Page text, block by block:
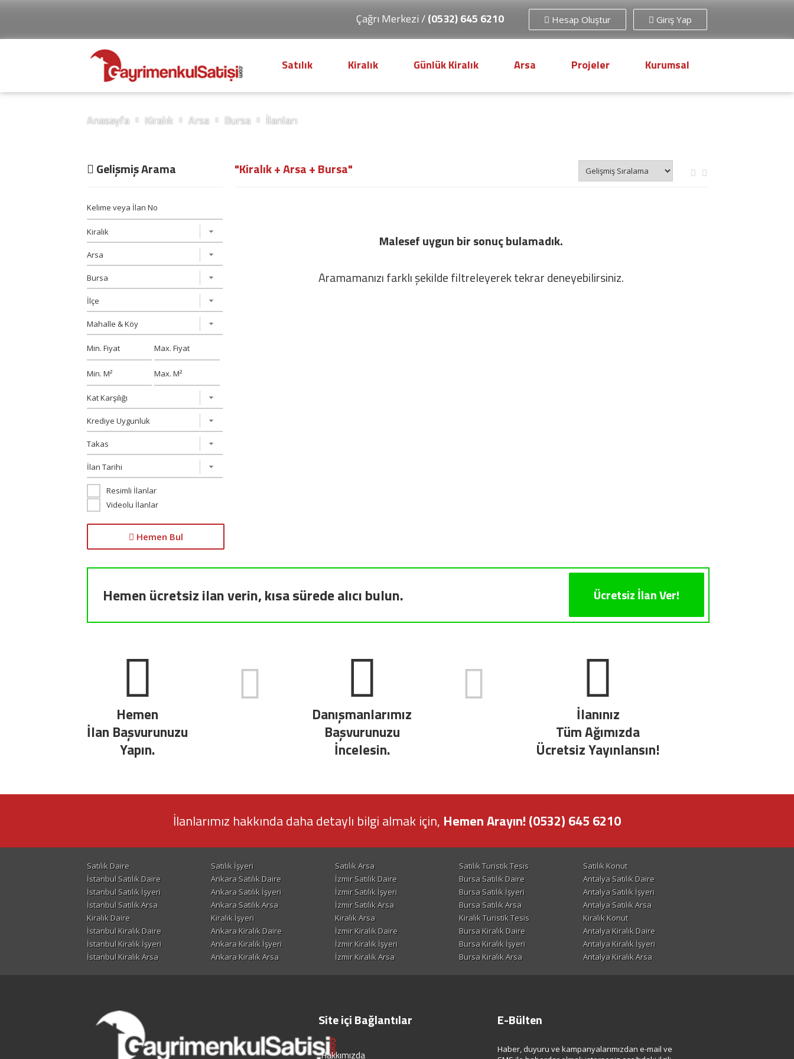
Giriş Yap
Hesap Oluştur
Çağrı Merkezi /(0532) 645 6210
Satılık Kiralık Günlük Kiralık Arsa Projeler Kurumsal
Anasayfa Kiralık Arsa Bursa İlanları
"Kiralık + Arsa + Bursa"
Malesef uygun bir sonuç bulamadık.
Aramamanızı farklı şekilde filtreleyerek tekrar deneyebilirsiniz.
Gelişmiş Arama
Resimli İlanlar
Videolu İlanlar
Hemen Bul
Hemen ücretsiz ilan verin, kısa sürede alıcı bulun. Ücretsiz İlan Ver!
Hemen
İlan Başvurunuzu
Yapın.
Danışmanlarımız
Başvurunuzu
İncelesin.
İlanınız
Tüm Ağımızda
Ücretsiz Yayınlansın!
İlanlarımız hakkında daha detaylı bilgi almak için, Hemen Arayın! (0532) 645 6210
Satılık Daire Satılık İşyeri Satılık Arsa Satılık Turistik Tesis
Satılık Konut
İstanbul Satılık Daire
Ankara Satılık Daire İzmir Satılık Daire Bursa Satılık Daire
Antalya Satılık Daire
İstanbul Satılık İşyeri
Ankara Satılık İşyeri İzmir Satılık İşyeri Bursa Satılık İşyeri
Antalya Satılık İşyeri
İstanbul Satılık Arsa
Ankara Satılık Arsa İzmir Satılık Arsa Bursa Satılık Arsa
Antalya Satılık Arsa
Kiralık Daire
Kiralık İşyeri Kiralık Arsa Kiralık Turistik Tesis
Kiralık Konut
İstanbul Kiralık Daire
Ankara Kiralık Daire İzmir Kiralık Daire Bursa Kiralık Daire
Antalya Kiralık Daire
İstanbul Kiralık İşyeri
Ankara Kiralık İşyeri İzmir Kiralık İşyeri Bursa Kiralık İşyeri
Antalya Kiralık İşyeri
İstanbul Kiralık Arsa
Ankara Kiralık Arsa İzmir Kiralık Arsa Bursa Kiralık Arsa Antalya Kiralık Arsa
Site içi Bağlantılar
Hakkımızda
E-Bülten
Haber, duyuru ve kampanyalarımızdan e-mail ve